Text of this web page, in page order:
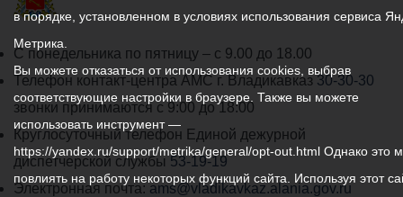
График
работы
администрации
местного
самоуправления
города
С понедельника по пятницу – с 9.00 до 18.00
Телефон контакт-центра АМС г. Владикавказ 30-30-30
звонки принимаются с 9:00 до 18:00
Круглосуточный телефон Единой дежурной
диспетчерской службы 53-19-19
Электронная почта: ams@vladikavkaz.alania.gov.ru
в порядке, установленном в условиях использования сервиса
Метрика.
Вы можете отказаться от использования cookies, выбрав
соответствующие настройки в браузере. Также вы можете
использовать инструмент —
https://yandex.ru/support/metrika/general/opt-out.html Однако это
повлиять на работу некоторых функций сайта. Используя этот